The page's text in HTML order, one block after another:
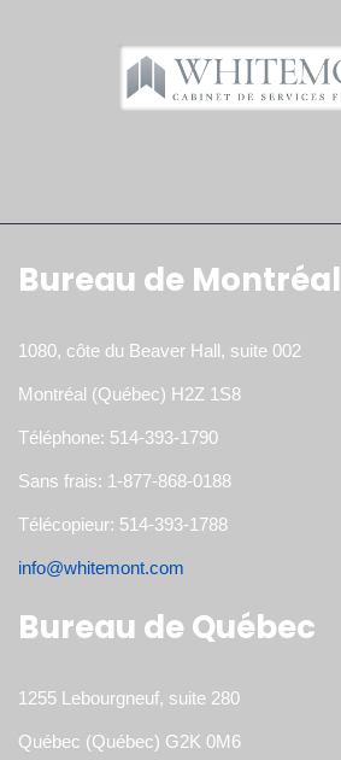
Bureau de Montréal
1080, côte du Beaver Hall, suite 002
Montréal (Québec) H2Z 1S8
Téléphone: 514-393-1790
Sans frais: 1-877-868-0188
Télécopieur: 514-393-1788
info@whitemont.com
Bureau de Québec
1255 Lebourgneuf, suite 280
Québec (Québec) G2K 0M6